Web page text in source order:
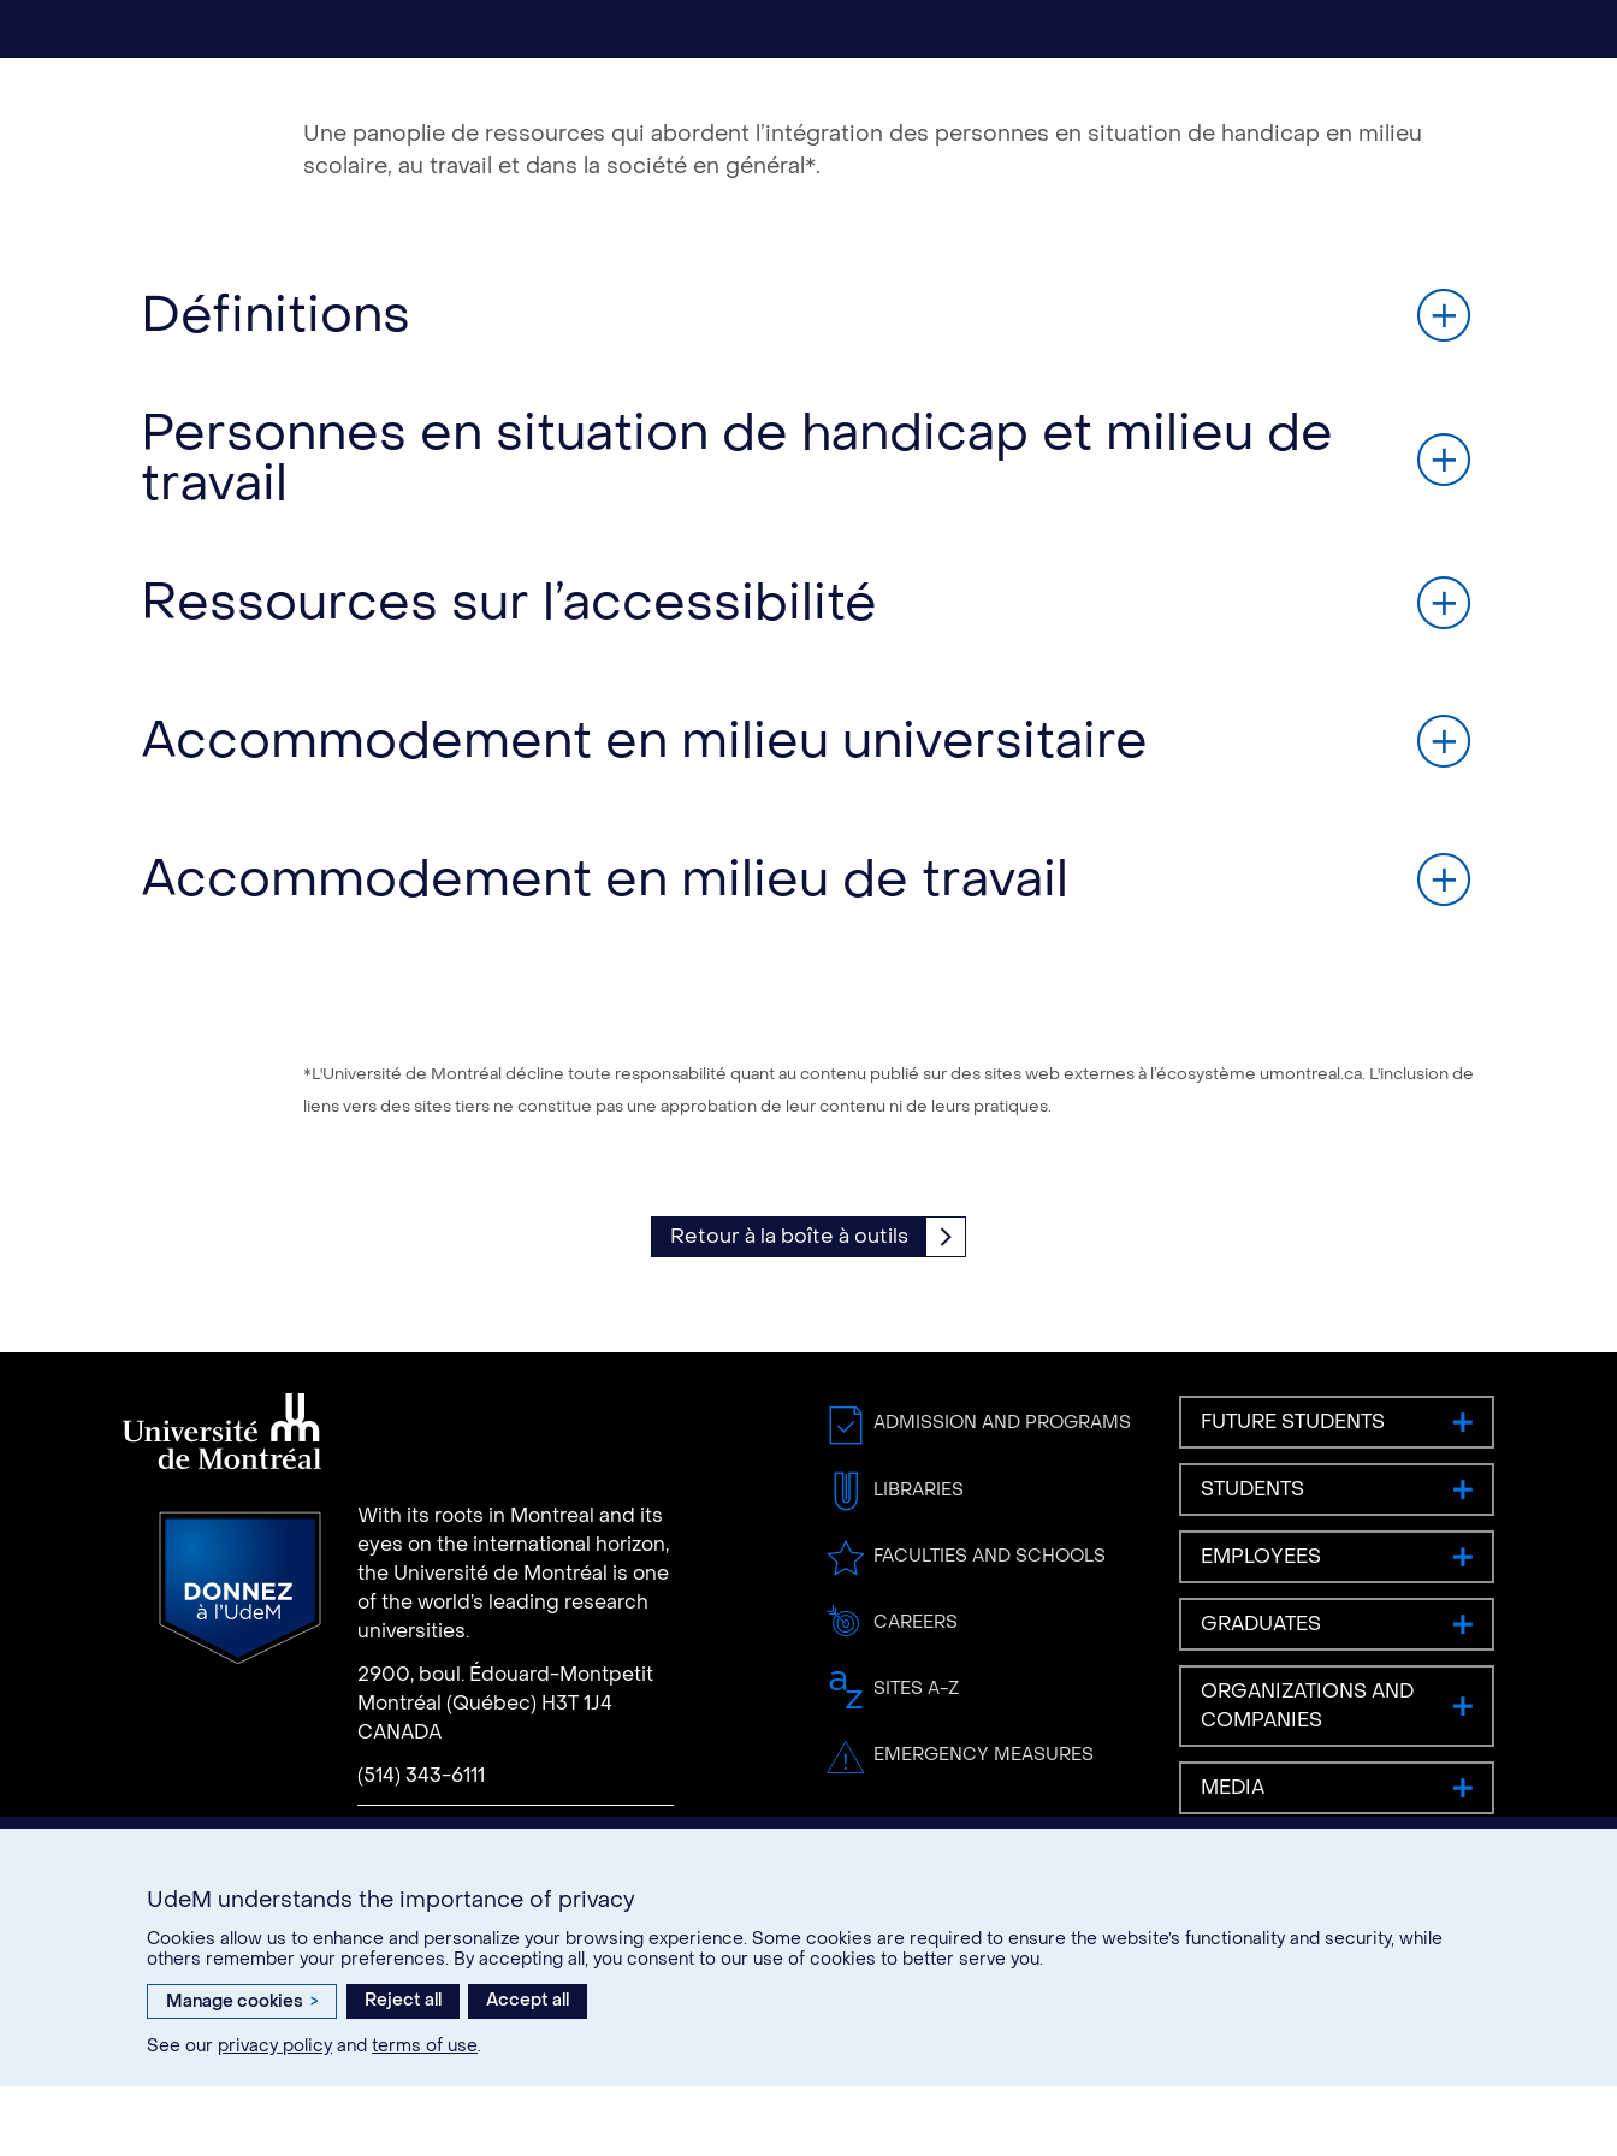
Une panoplie de ressources qui abordent l’intégration des personnes en situation de handicap en milieu
scolaire, au travail et dans la société en général*.
Définitions
Personnes en situation de handicap et milieu de
travail
Ressources sur l’accessibilité
Accommodement en milieu universitaire
Accommodement en milieu de travail
*L'Université de Montréal décline toute responsabilité quant au contenu publié sur des sites web externes à l’écosystème umontreal.ca. L'inclusion de
liens vers des sites tiers ne constitue pas une approbation de leur contenu ni de leurs pratiques.
Retour à la boîte à outils
FUTURE STUDENTS
STUDENTS
EMPLOYEES
GRADUATES
ORGANIZATIONS AND
COMPANIES
MEDIA
ADMISSION AND PROGRAMS
LIBRARIES
FACULTIES AND SCHOOLS
CAREERS
SITES A-Z
EMERGENCY MEASURES
With its roots in Montreal and its
eyes on the international horizon,
the Université de Montréal is one
of the world’s leading research
universities.
2900, boul. Édouard-Montpetit
Montréal (Québec) H3T 1J4
CANADA
(514) 343-6111
U15
How
to
get
here
Campus
map
Contact
us
Twitter
UdeM understands the importance of privacy
Cookies allow us to enhance and personalize your browsing experience. Some cookies are required to ensure the website’s functionality and security, while
others remember your preferences. By accepting all, you consent to our use of cookies to better serve you.
Manage cookies > Reject all
Accept all
See our privacy policyand terms of use.